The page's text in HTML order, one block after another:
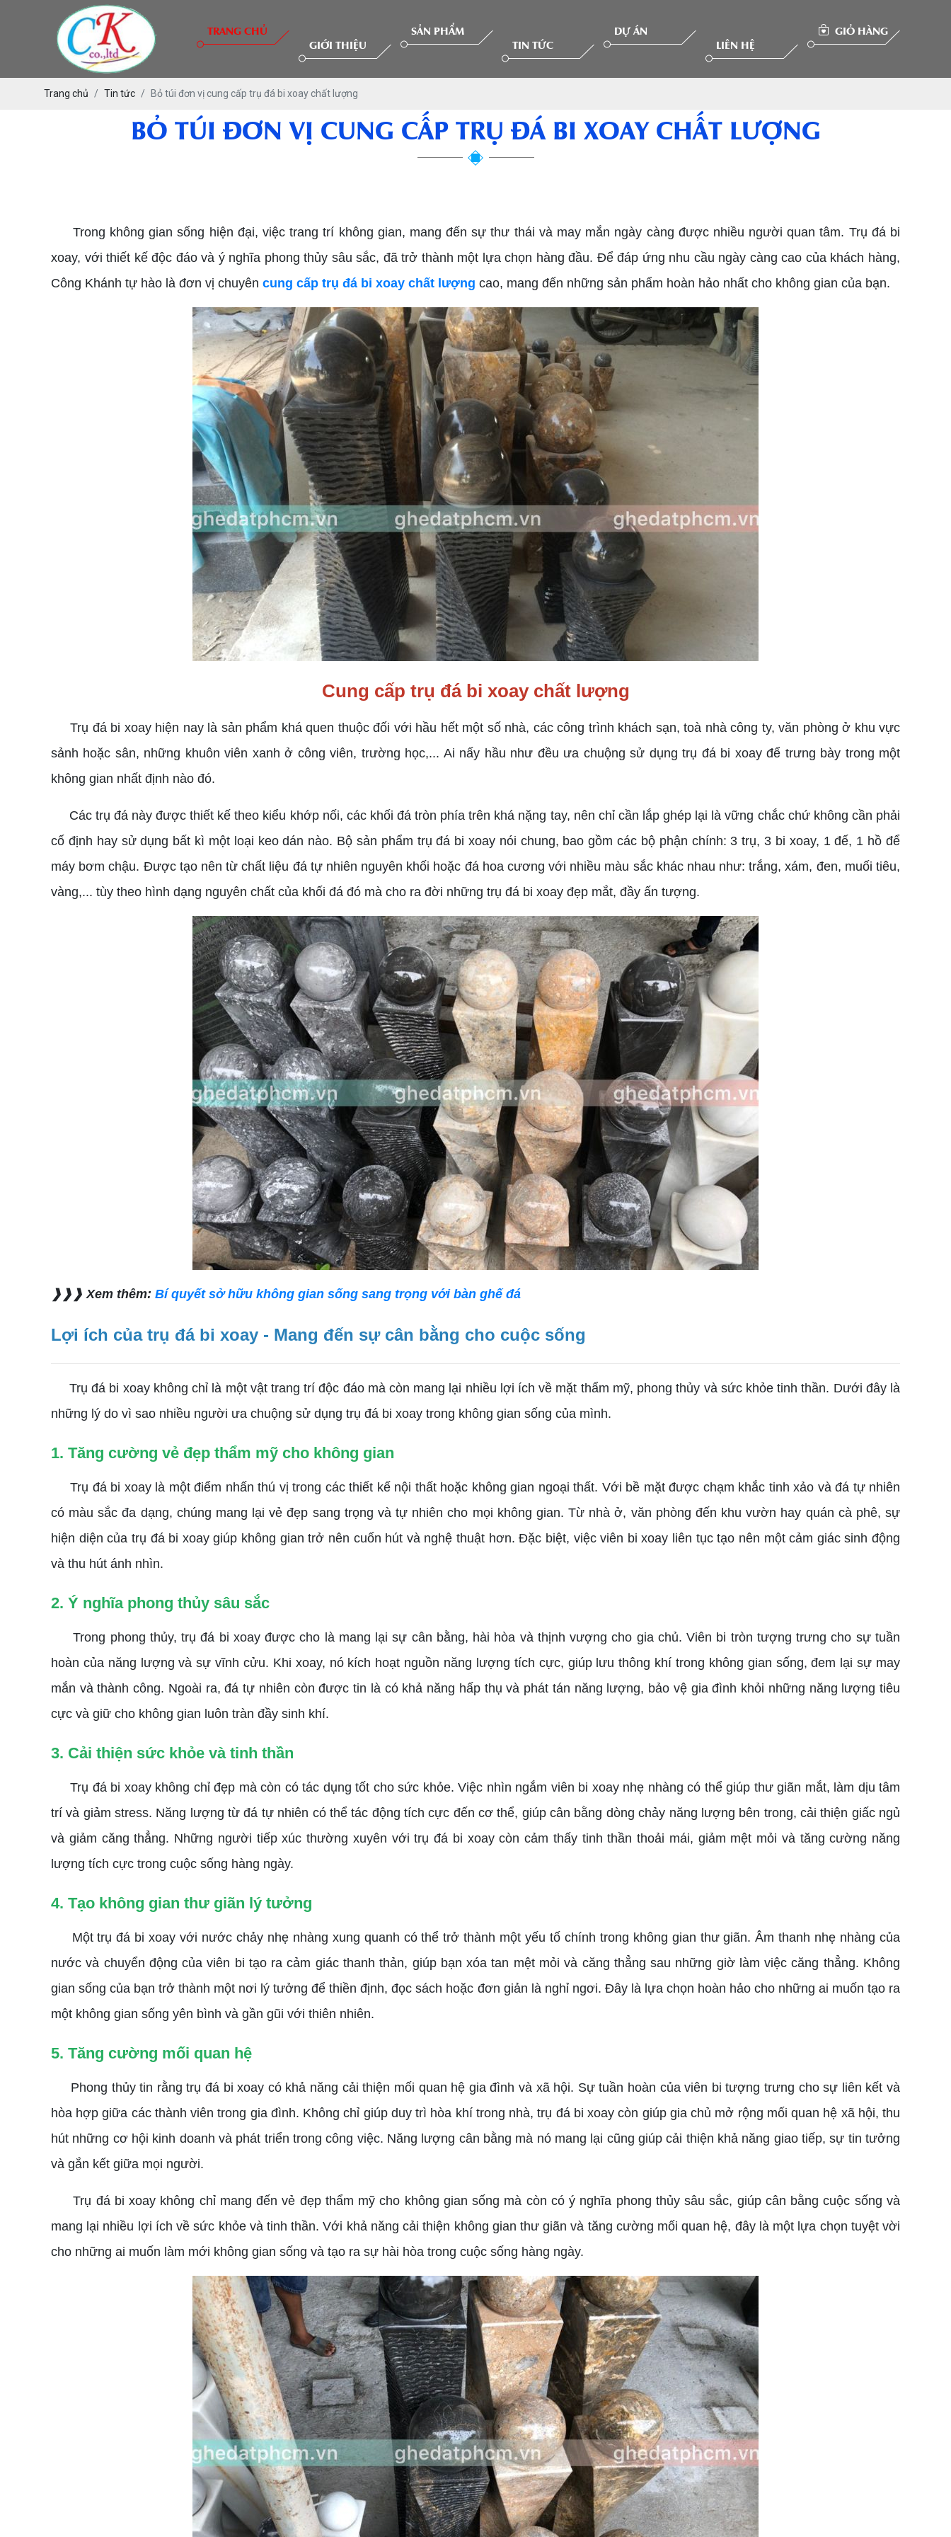
TRANG CHỦ
GIỚI THIỆU
SẢN PHẨM
TIN TỨC
DỰ ÁN
LIÊN HỆ
GIỎ HÀNG
Trang chủ Tin tức Bỏ túi đơn vị cung cấp trụ đá bi xoay chất lượng
BỎ TÚI ĐƠN VỊ CUNG CẤP TRỤ ĐÁ BI XOAY CHẤT LƯỢNG
Trong không gian sống hiện đại, việc trang trí không gian, mang đến sự thư thái và may mắn ngày càng được nhiều người quan tâm. Trụ đá bi
xoay, với thiết kế độc đáo và ý nghĩa phong thủy sâu sắc, đã trở thành một lựa chọn hàng đầu. Để đáp ứng nhu cầu ngày càng cao của khách hàng,
Công Khánh tự hào là đơn vị chuyên cung cấp trụ đá bi xoay chất lượng cao, mang đến những sản phẩm hoàn hảo nhất cho không gian của bạn.
Cung cấp trụ đá bi xoay chất lượng
Trụ đá bi xoay hiện nay là sản phẩm khá quen thuộc đối với hầu hết một số nhà, các công trình khách sạn, toà nhà công ty, văn phòng ở khu vực
sảnh hoặc sân, những khuôn viên xanh ở công viên, trường học,... Ai nấy hầu như đều ưa chuộng sử dụng trụ đá bi xoay để trưng bày trong một
không gian nhất định nào đó.
Các trụ đá này được thiết kế theo kiểu khớp nối, các khối đá tròn phía trên khá nặng tay, nên chỉ cần lắp ghép lại là vững chắc chứ không cần phải
cố định hay sử dụng bất kì một loại keo dán nào. Bộ sản phẩm trụ đá bi xoay nói chung, bao gồm các bộ phận chính: 3 trụ, 3 bi xoay, 1 đế, 1 hồ để
máy bơm chậu. Được tạo nên từ chất liệu đá tự nhiên nguyên khối hoặc đá hoa cương với nhiều màu sắc khác nhau như: trắng, xám, đen, muối tiêu,
vàng,... tùy theo hình dạng nguyên chất của khối đá đó mà cho ra đời những trụ đá bi xoay đẹp mắt, đầy ấn tượng.
❱❱❱ Xem thêm: Bí quyết sở hữu không gian sống sang trọng với bàn ghế đá
Lợi ích của trụ đá bi xoay - Mang đến sự cân bằng cho cuộc sống
Trụ đá bi xoay không chỉ là một vật trang trí độc đáo mà còn mang lại nhiều lợi ích về mặt thẩm mỹ, phong thủy và sức khỏe tinh thần. Dưới đây là
những lý do vì sao nhiều người ưa chuộng sử dụng trụ đá bi xoay trong không gian sống của mình.
1. Tăng cường vẻ đẹp thẩm mỹ cho không gian
Trụ đá bi xoay là một điểm nhấn thú vị trong các thiết kế nội thất hoặc không gian ngoại thất. Với bề mặt được chạm khắc tinh xảo và đá tự nhiên
có màu sắc đa dạng, chúng mang lại vẻ đẹp sang trọng và tự nhiên cho mọi không gian. Từ nhà ở, văn phòng đến khu vườn hay quán cà phê, sự
hiện diện của trụ đá bi xoay giúp không gian trở nên cuốn hút và nghệ thuật hơn. Đặc biệt, việc viên bi xoay liên tục tạo nên một cảm giác sinh động
và thu hút ánh nhìn.
2. Ý nghĩa phong thủy sâu sắc
Trong phong thủy, trụ đá bi xoay được cho là mang lại sự cân bằng, hài hòa và thịnh vượng cho gia chủ. Viên bi tròn tượng trưng cho sự tuần
hoàn của năng lượng và sự vĩnh cửu. Khi xoay, nó kích hoạt nguồn năng lượng tích cực, giúp lưu thông khí trong không gian sống, đem lại sự may
mắn và thành công. Ngoài ra, đá tự nhiên còn được tin là có khả năng hấp thụ và phát tán năng lượng, bảo vệ gia đình khỏi những năng lượng tiêu
cực và giữ cho không gian luôn tràn đầy sinh khí.
3. Cải thiện sức khỏe và tinh thần
Trụ đá bi xoay không chỉ đẹp mà còn có tác dụng tốt cho sức khỏe. Việc nhìn ngắm viên bi xoay nhẹ nhàng có thể giúp thư giãn mắt, làm dịu tâm
trí và giảm stress. Năng lượng từ đá tự nhiên có thể tác động tích cực đến cơ thể, giúp cân bằng dòng chảy năng lượng bên trong, cải thiện giấc ngủ
và giảm căng thẳng. Những người tiếp xúc thường xuyên với trụ đá bi xoay còn cảm thấy tinh thần thoải mái, giảm mệt mỏi và tăng cường năng
lượng tích cực trong cuộc sống hàng ngày.
4. Tạo không gian thư giãn lý tưởng
Một trụ đá bi xoay với nước chảy nhẹ nhàng xung quanh có thể trở thành một yếu tố chính trong không gian thư giãn. Âm thanh nhẹ nhàng của
nước và chuyển động của viên bi tạo ra cảm giác thanh thản, giúp bạn xóa tan mệt mỏi và căng thẳng sau những giờ làm việc căng thẳng. Không
gian sống của bạn trở thành một nơi lý tưởng để thiền định, đọc sách hoặc đơn giản là nghỉ ngơi. Đây là lựa chọn hoàn hảo cho những ai muốn tạo ra
một không gian sống yên bình và gần gũi với thiên nhiên.
5. Tăng cường mối quan hệ
Phong thủy tin rằng trụ đá bi xoay có khả năng cải thiện mối quan hệ gia đình và xã hội. Sự tuần hoàn của viên bi tượng trưng cho sự liên kết và
hòa hợp giữa các thành viên trong gia đình. Không chỉ giúp duy trì hòa khí trong nhà, trụ đá bi xoay còn giúp gia chủ mở rộng mối quan hệ xã hội, thu
hút những cơ hội kinh doanh và phát triển trong công việc. Năng lượng cân bằng mà nó mang lại cũng giúp cải thiện khả năng giao tiếp, sự tin tưởng
và gắn kết giữa mọi người.
Trụ đá bi xoay không chỉ mang đến vẻ đẹp thẩm mỹ cho không gian sống mà còn có ý nghĩa phong thủy sâu sắc, giúp cân bằng cuộc sống và
mang lại nhiều lợi ích về sức khỏe và tinh thần. Với khả năng cải thiện không gian thư giãn và tăng cường mối quan hệ, đây là một lựa chọn tuyệt vời
cho những ai muốn làm mới không gian sống và tạo ra sự hài hòa trong cuộc sống hàng ngày.